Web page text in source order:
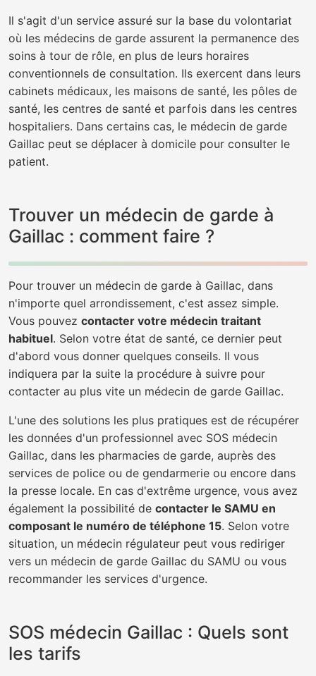
Il s'agit d'un service assuré sur la base du volontariat
où les médecins de garde assurent la permanence des
soins à tour de rôle, en plus de leurs horaires
conventionnels de consultation. Ils exercent dans leurs
cabinets médicaux, les maisons de santé, les pôles de
santé, les centres de santé et parfois dans les centres
hospitaliers. Dans certains cas, le médecin de garde
Gaillac peut se déplacer à domicile pour consulter le
patient.
Trouver un médecin de garde à
Gaillac : comment faire ?
Pour trouver un médecin de garde à Gaillac, dans
n'importe quel arrondissement, c'est assez simple.
Vous pouvez contacter votre médecin traitant
habituel. Selon votre état de santé, ce dernier peut
d'abord vous donner quelques conseils. Il vous
indiquera par la suite la procédure à suivre pour
contacter au plus vite un médecin de garde Gaillac.
L'une des solutions les plus pratiques est de récupérer
les données d'un professionnel avec SOS médecin
Gaillac, dans les pharmacies de garde, auprès des
services de police ou de gendarmerie ou encore dans
la presse locale. En cas d'extrême urgence, vous avez
également la possibilité de contacter le SAMU en
composant le numéro de téléphone 15. Selon votre
situation, un médecin régulateur peut vous rediriger
vers un médecin de garde Gaillac du SAMU ou vous
recommander les services d'urgence.
SOS médecin Gaillac : Quels sont
les tarifs